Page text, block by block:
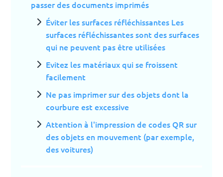
passer des documents imprimés
Éviter les surfaces réfléchissantes Les
surfaces réfléchissantes sont des surfaces
qui ne peuvent pas être utilisées
Evitez les matériaux qui se froissent
facilement
Ne pas imprimer sur des objets dont la
courbure est excessive
Attention à l'impression de codes QR sur
des objets en mouvement (par exemple,
des voitures)